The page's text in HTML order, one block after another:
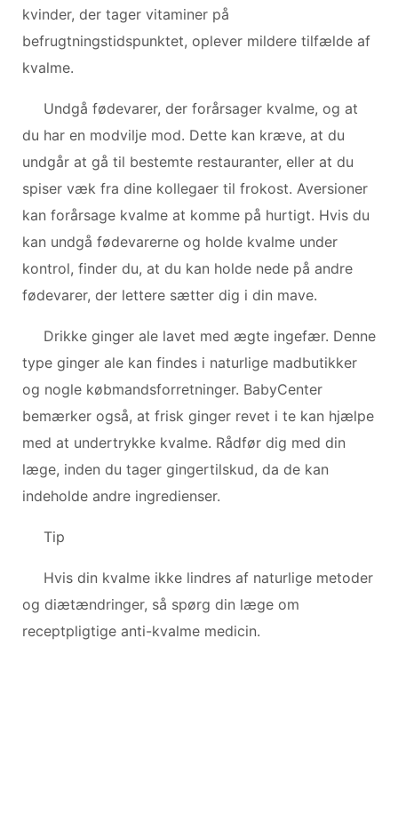
kvinder, der tager vitaminer på
befrugtningstidspunktet, oplever mildere tilfælde af
kvalme.
Undgå fødevarer, der forårsager kvalme, og at
du har en modvilje mod. Dette kan kræve, at du
undgår at gå til bestemte restauranter, eller at du
spiser væk fra dine kollegaer til frokost. Aversioner
kan forårsage kvalme at komme på hurtigt. Hvis du
kan undgå fødevarerne og holde kvalme under
kontrol, finder du, at du kan holde nede på andre
fødevarer, der lettere sætter dig i din mave.
Drikke ginger ale lavet med ægte ingefær. Denne
type ginger ale kan findes i naturlige madbutikker
og nogle købmandsforretninger. BabyCenter
bemærker også, at frisk ginger revet i te kan hjælpe
med at undertrykke kvalme. Rådfør dig med din
læge, inden du tager gingertilskud, da de kan
indeholde andre ingredienser.
Tip
Hvis din kvalme ikke lindres af naturlige metoder
og diætændringer, så spørg din læge om
receptpligtige anti-kvalme medicin.